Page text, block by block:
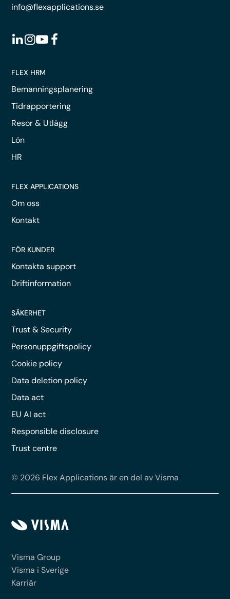
info@flexapplications.se
FLEX HRM
Bemanningsplanering
Tidrapportering
Resor & Utlägg
Lön
HR
FLEX APPLICATIONS
Om oss
Kontakt
FÖR KUNDER
Kontakta support
Driftinformation
SÄKERHET
Trust & Security
Personuppgiftspolicy
Cookie policy
Data deletion policy
Data act
EU AI act
Responsible disclosure
Trust centre
© 2026 Flex Applications är en del av Visma
Visma Group
Visma i Sverige
Karriär